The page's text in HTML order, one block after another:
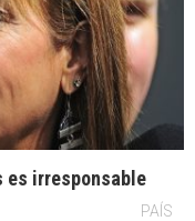
es irresponsable
PAÍS